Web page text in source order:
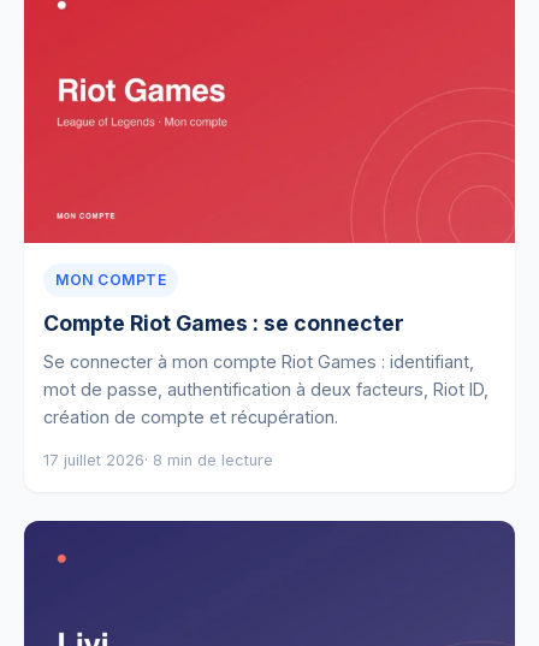
MON COMPTE
Compte Riot Games : se connecter
Se connecter à mon compte Riot Games : identifiant,
mot de passe, authentification à deux facteurs, Riot ID,
création de compte et récupération.
17 juillet 2026· 8 min de lecture